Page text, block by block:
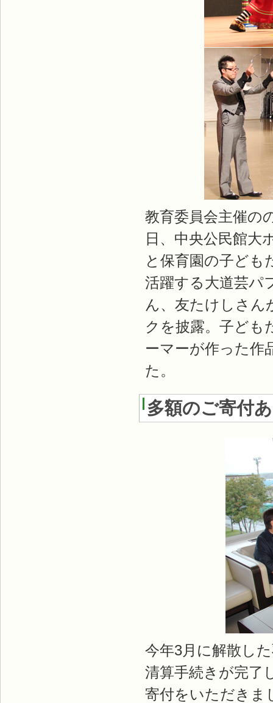
教育委員会主催の
日、中央公民館大
と保育園の子ども
活躍する大道芸パ
ん、友たけしさん
クを披露。子ども
ーマーが作った作
た。
多額のご寄付
今年3月に解散し
清算手続きが完了
寄付をいただきま